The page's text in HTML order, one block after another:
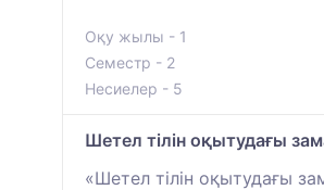
Оқу жылы - 1
Семестр - 2
Несиелер - 5
Шетел тілін оқытудағы
«Шетел тілін оқытудағы